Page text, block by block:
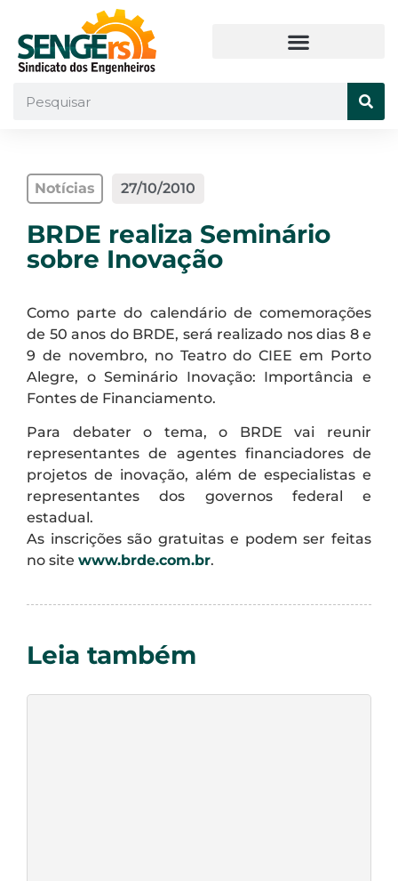
Notícias 27/10/2010
BRDE realiza Seminário
sobre Inovação
Como parte do calendário de comemorações
de 50 anos do BRDE, será realizado nos dias 8 e
9 de novembro, no Teatro do CIEE em Porto
Alegre, o Seminário Inovação: Importância e
Fontes de Financiamento.
Para debater o tema, o BRDE vai reunir
representantes de agentes financiadores de
projetos de inovação, além de especialistas e
representantes dos governos federal e
estadual.
As inscrições são gratuitas e podem ser feitas
no site www.brde.com.br.
Leia também